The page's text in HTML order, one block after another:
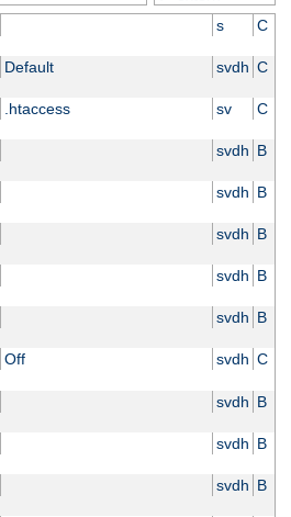
s C
Default svdh C
.htaccess sv C
svdh B
svdh B
svdh B
svdh B
svdh B
Off svdh C
svdh B
svdh B
svdh B